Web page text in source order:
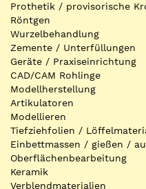
Prothetik / provisorische
Röntgen
Wurzelbehandlung
Zemente / Unterfüllungen
Geräte / Praxiseinrichtung
CAD/CAM Rohlinge
Modellherstellung
Artikulatoren
Modellieren
Tiefziehfolien /
Einbettmassen / gießen /
Oberflächenbearbeitung
Keramik
Verblendmaterialien